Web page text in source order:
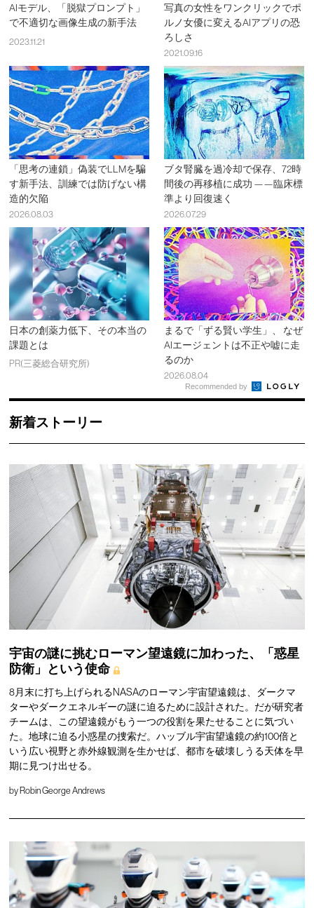
AIモデル、「脱獄プロンプト」
で不適切な画像生成の新手法
2023.11.21
写真の女性をワンクリックでポ
ルノ女優に変えるAIアプリの恐
ろしさ
2021.09.16
「思考の連鎖」偽装でLLMを騙
す新手法、訓練では防げない構
造的欠陥
2026.08.03
ブタ腎臓を過冷却で保存、72時
間後の再移植に成功 ——臨床標
準より回復速く
2026.07.29
日本の創薬力低下、その本当の
課題とは
PR(三菱総合研究所)
まるで「ずる賢い学生」、 なぜ
AIエージェントは不正や嘘に走
るのか
2026.08.04
Recommended by
新着ストーリー
宇宙の謎に挑むローマン望遠鏡に加わった、「惑星
防衛」という使命
8月末に打ち上げられるNASAのローマン宇宙望遠鏡は、ダークマ
ターやダークエネルギーの謎に迫るために設計された。だが研究者
チームは、この望遠鏡がもう一つの役割を果たせることに気づい
た。地球に迫る小惑星の捜索だ。ハッブル宇宙望遠鏡の約100倍と
いう広い視野と赤外線観測を生かせば、都市を破壊しうる天体を早
期に見つけ出せる。
byRobin George Andrews